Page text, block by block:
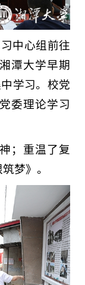
中心组前往
潭大学早期
学习。校党
委理论学习
；重温了复
梦》。